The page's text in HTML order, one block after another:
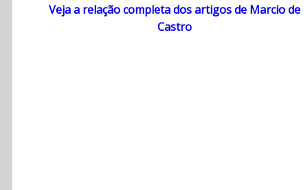
Veja a relação completa dos artigos de Marcio de
Castro